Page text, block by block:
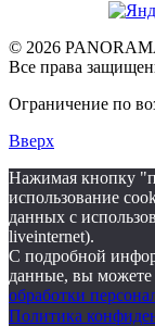
© 2026
Все права
Ограничение по
Вверх
Нажимая кнопку
использование
данных с
liveinternet).
С подробной
данные, вы можете
обработки
Политика